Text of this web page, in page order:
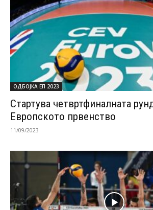
ОДБОЈКА ЕП 2023
Стартува четвртфиналната
Европското првенство
11/09/2023